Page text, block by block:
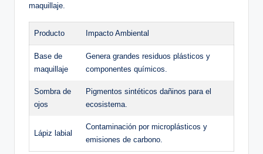
maquillaje.
Producto Impacto Ambiental
Base de
maquillaje
Genera grandes residuos plásticos y
componentes químicos.
Sombra de
ojos
Pigmentos sintéticos dañinos para el
ecosistema.
Lápiz labial
Contaminación por microplásticos y
emisiones de carbono.